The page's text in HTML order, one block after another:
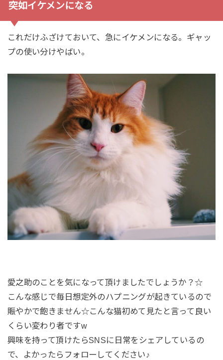
突如イケメンになる
これだけふざけておいて、急にイケメンになる。ギャッ
プの使い分けやばい。
愛之助のことを気になって頂けましたでしょうか？☆
こんな感じで毎日想定外のハプニングが起きているので
賑やかで飽きません☆こんな猫初めて見たと言って良い
くらい変わり者ですw
興味を持って頂けたらSNSに日常をシェアしているの
で、よかったらフォローしてください♪